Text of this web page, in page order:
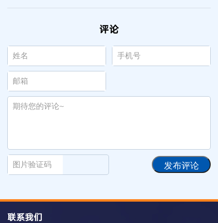
评论
发布评论
联系我们